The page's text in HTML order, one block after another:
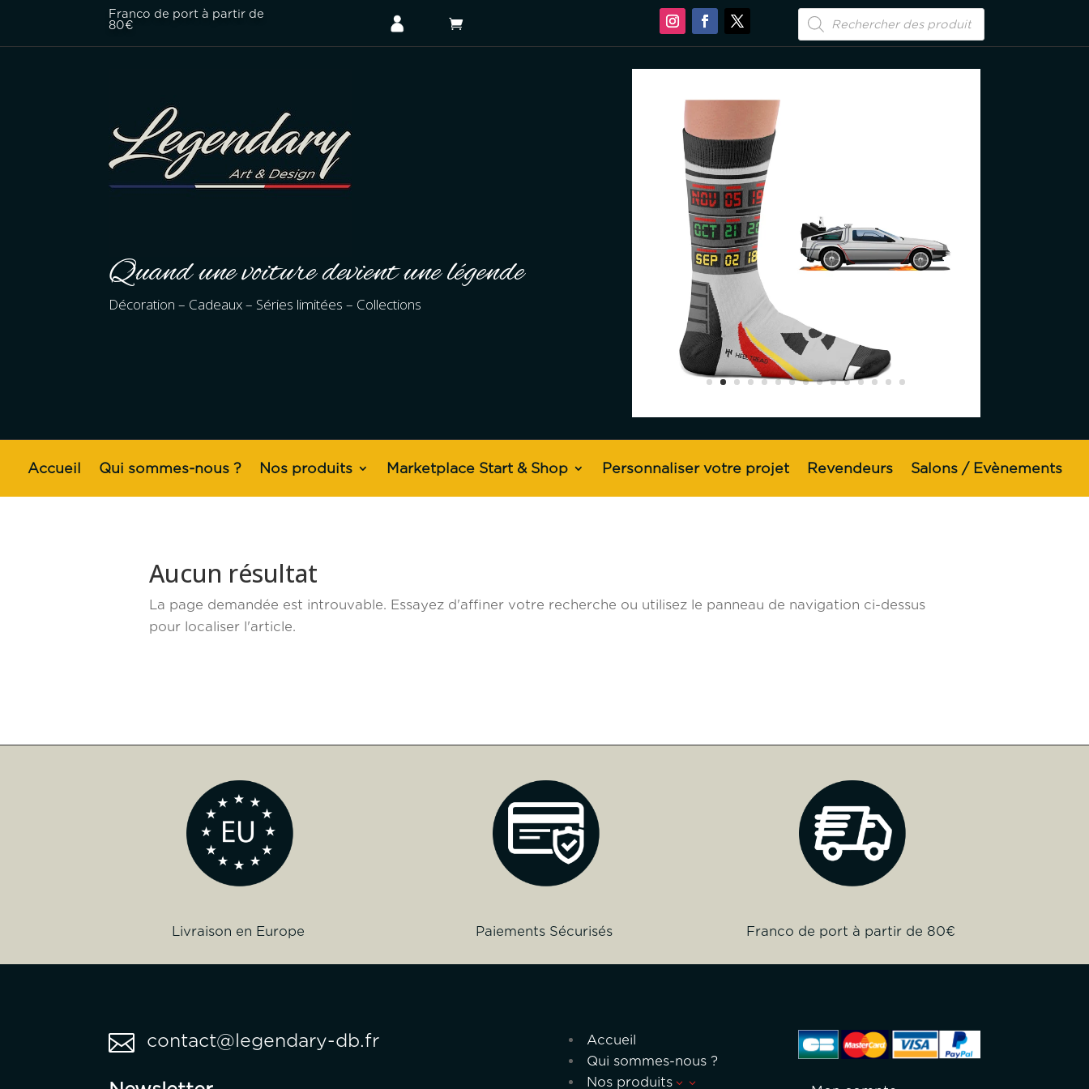
Franco de port à partir de
80€
Recherche
de
produits
Quand une voiture devient une légende
Décoration – Cadeaux – Séries limitées – Collections
Accueil Qui sommes-nous ? Nos produits Marketplace Start & Shop Personnaliser votre projet Revendeurs Salons / Evènements
Aucun résultat
La page demandée est introuvable. Essayez d'affiner votre recherche ou utilisez le panneau de navigation ci-dessus
pour localiser l'article.
Livraison en Europe Paiements Sécurisés Franco de port à partir de 80€
 contact@legendary-db.fr
Accueil
Qui sommes-nous ?
Nos produits
3